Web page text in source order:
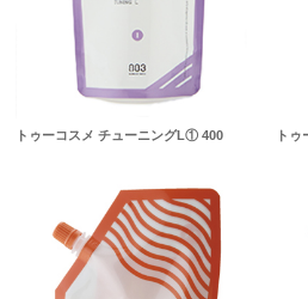
トゥーコスメ チューニングL① 400 ト